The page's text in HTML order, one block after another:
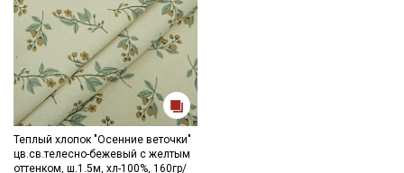
Теплый хлопок "Осенние веточки"
цв.св.телесно-бежевый с желтым
оттенком, ш.1.5м, хл-100%, 160гр/